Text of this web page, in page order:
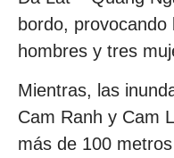
bordo,
hombres y tres
Mientras, las
Cam Ranh y Cam
más de 100